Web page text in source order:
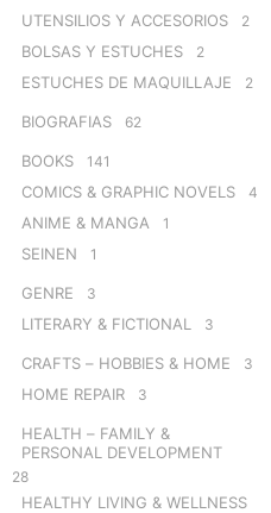
UTENSILIOS Y ACCESORIOS 2
BOLSAS Y ESTUCHES 2
ESTUCHES DE MAQUILLAJE 2
BIOGRAFIAS 62
BOOKS 141
COMICS & GRAPHIC NOVELS 4
ANIME & MANGA 1
SEINEN 1
GENRE 3
LITERARY & FICTIONAL 3
CRAFTS – HOBBIES & HOME 3
HOME REPAIR 3
HEALTH – FAMILY &
PERSONAL DEVELOPMENT
28
HEALTHY LIVING & WELLNESS